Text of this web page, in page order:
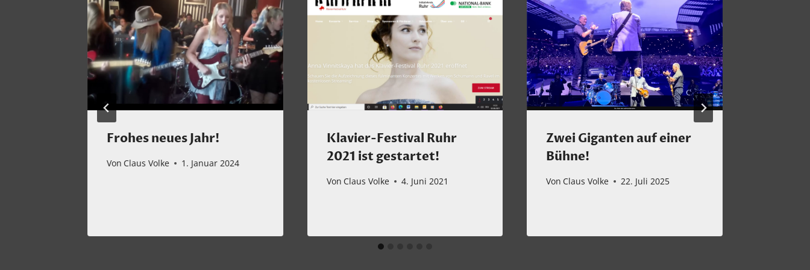
Frohes neues Jahr!
Von Claus Volke 1. Januar 2024
Klavier-Festival Ruhr
2021 ist gestartet!
Von Claus Volke 4. Juni 2021
Zwei Giganten auf einer
Bühne!
Von Claus Volke 22. Juli 2025